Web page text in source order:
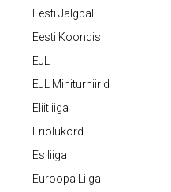
Eesti Jalgpall
Eesti Koondis
EJL
EJL Miniturniirid
Eliitliiga
Eriolukord
Esiliiga
Euroopa Liiga